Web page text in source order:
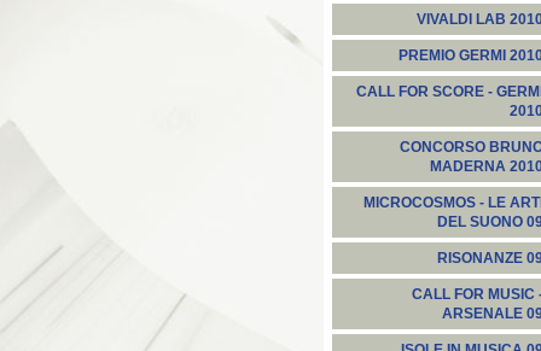
VIVALDI LAB
PREMIO GERMI
CALL FOR SCORE - GERMI
CONCORSO
MADERNA
MICROCOSMOS - LE ARTI
DEL SUONO
RISONANZE
CALL FOR MUSIC
ARSENALE